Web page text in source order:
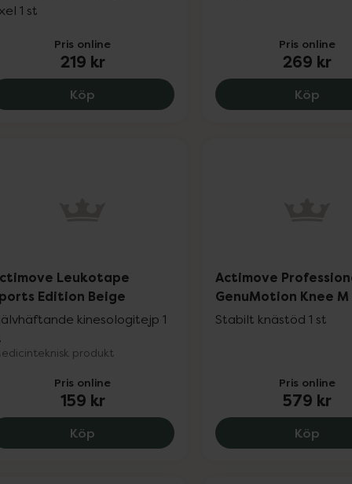
1 st
Pris online
219 kr
Köp Actimove Professional Line Sling
Pris online
269 kr
Köp
Leukotape
Edition Beige
kinesologitejp 1
produkt
Pris online
159 kr
Köp Actimove Leukotape Sports Edition
Actimove
GenuMotion Knee M
Stabilt knästöd 1 st
Pris online
579 kr
Köp